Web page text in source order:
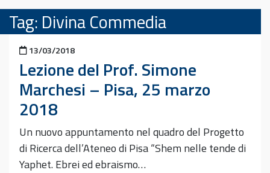
Tag: Divina Commedia
Pubblicato il
13/03/2018
Lezione del Prof. Simone
Marchesi – Pisa, 25 marzo
2018
Un nuovo appuntamento nel quadro del Progetto
di Ricerca dell’Ateneo di Pisa “Shem nelle tende di
Yaphet. Ebrei ed ebraismo…